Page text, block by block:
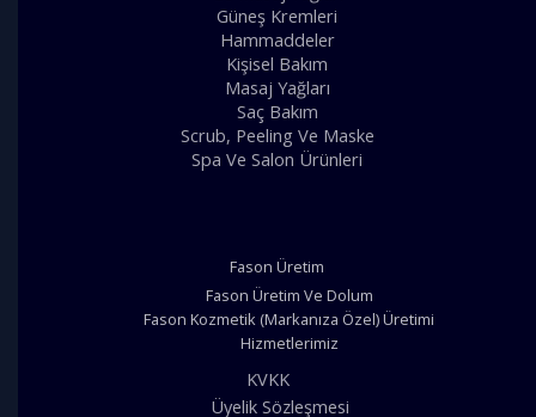
Güneş Kremleri
Hammaddeler
Kişisel Bakım
Masaj Yağları
Saç Bakım
Scrub, Peeling Ve Maske
Spa Ve Salon Ürünleri
Fason Üretim
Fason Üretim Ve Dolum
Fason Kozmetik (Markanıza Özel) Üretimi
Hizmetlerimiz
KVKK
Üyelik Sözleşmesi